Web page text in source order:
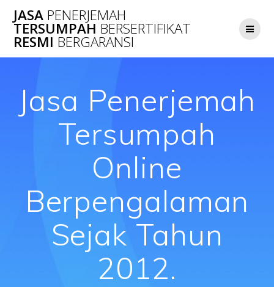
content
JASA PENERJEMAH
TERSUMPAH BERSERTIFIKAT
RESMI BERGARANSI
Jasa Penerjemah
Tersumpah
Online
Berpengalaman
Sejak Tahun
2012.